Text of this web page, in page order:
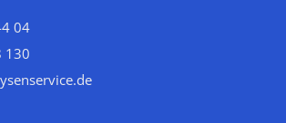
04
130